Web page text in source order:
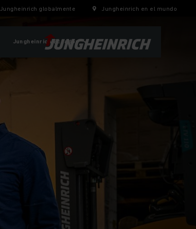
Jungheinrich globalmente Jungheinrich en el mundo
Jungheinrich Ecuador